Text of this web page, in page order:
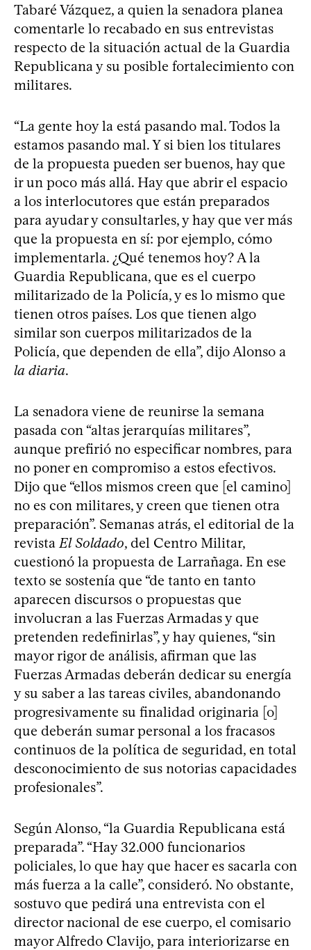
Tabaré Vázquez, a quien la senadora planea
comentarle lo recabado en sus entrevistas
respecto de la situación actual de la Guardia
Republicana y su posible fortalecimiento con
militares.
“La gente hoy la está pasando mal. Todos la
estamos pasando mal. Y si bien los titulares
de la propuesta pueden ser buenos, hay que
ir un poco más allá. Hay que abrir el espacio
a los interlocutores que están preparados
para ayudar y consultarles, y hay que ver más
que la propuesta en sí: por ejemplo, cómo
implementarla. ¿Qué tenemos hoy? A la
Guardia Republicana, que es el cuerpo
militarizado de la Policía, y es lo mismo que
tienen otros países. Los que tienen algo
similar son cuerpos militarizados de la
Policía, que dependen de ella”, dijo Alonso a
la diaria.
La senadora viene de reunirse la semana
pasada con “altas jerarquías militares”,
aunque prefirió no especificar nombres, para
no poner en compromiso a estos efectivos.
Dijo que “ellos mismos creen que [el camino]
no es con militares, y creen que tienen otra
preparación”. Semanas atrás, el editorial de la
revista El Soldado, del Centro Militar,
cuestionó la propuesta de Larrañaga. En ese
texto se sostenía que “de tanto en tanto
aparecen discursos o propuestas que
involucran a las Fuerzas Armadas y que
pretenden redefinirlas”, y hay quienes, “sin
mayor rigor de análisis, afirman que las
Fuerzas Armadas deberán dedicar su energía
y su saber a las tareas civiles, abandonando
progresivamente su finalidad originaria [o]
que deberán sumar personal a los fracasos
continuos de la política de seguridad, en total
desconocimiento de sus notorias capacidades
profesionales”.
Según Alonso, “la Guardia Republicana está
preparada”. “Hay 32.000 funcionarios
policiales, lo que hay que hacer es sacarla con
más fuerza a la calle”, consideró. No obstante,
sostuvo que pedirá una entrevista con el
director nacional de ese cuerpo, el comisario
mayor Alfredo Clavijo, para interiorizarse en